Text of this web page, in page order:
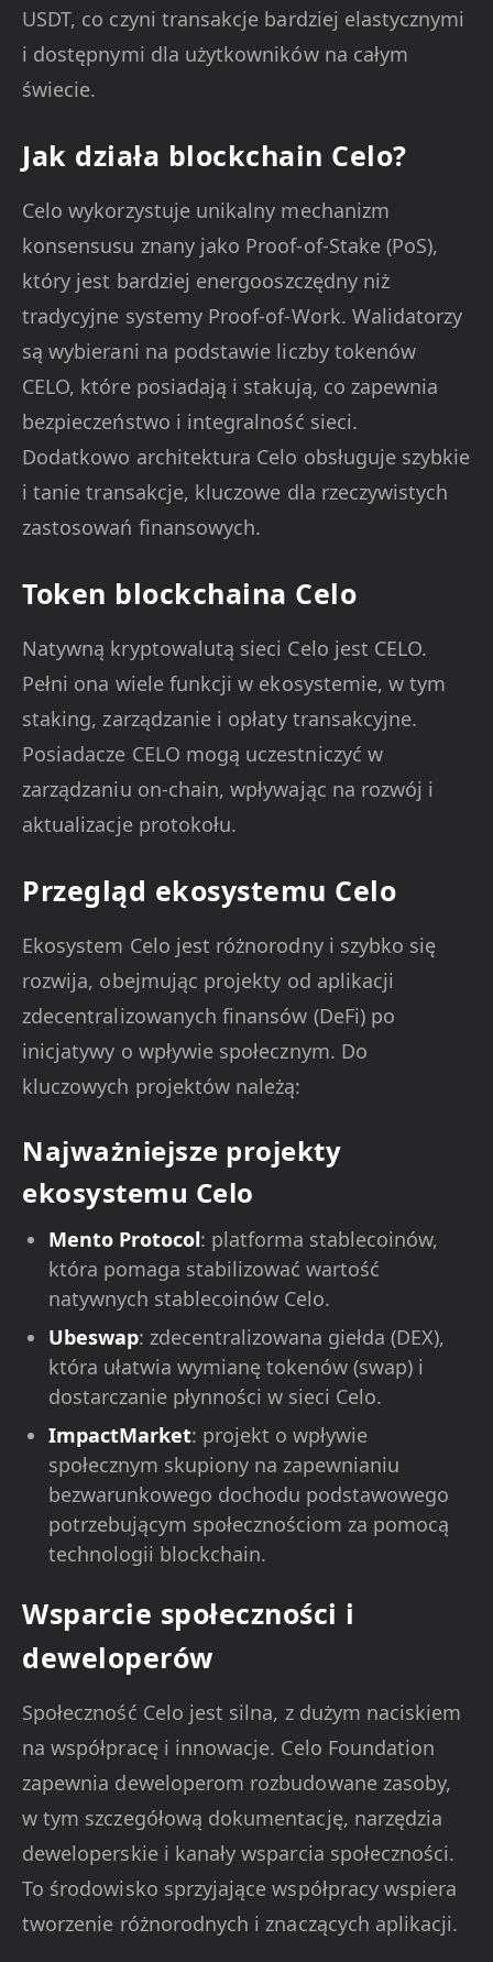
USDT, co czyni transakcje bardziej elastycznymi
i dostępnymi dla użytkowników na całym
świecie.
Jak działa blockchain Celo?
Celo wykorzystuje unikalny mechanizm
konsensusu znany jako Proof-of-Stake (PoS),
który jest bardziej energooszczędny niż
tradycyjne systemy Proof-of-Work. Walidatorzy
są wybierani na podstawie liczby tokenów
CELO, które posiadają i stakują, co zapewnia
bezpieczeństwo i integralność sieci.
Dodatkowo architektura Celo obsługuje szybkie
i tanie transakcje, kluczowe dla rzeczywistych
zastosowań finansowych.
Token blockchaina Celo
Natywną kryptowalutą sieci Celo jest CELO.
Pełni ona wiele funkcji w ekosystemie, w tym
staking, zarządzanie i opłaty transakcyjne.
Posiadacze CELO mogą uczestniczyć w
zarządzaniu on-chain, wpływając na rozwój i
aktualizacje protokołu.
Przegląd ekosystemu Celo
Ekosystem Celo jest różnorodny i szybko się
rozwija, obejmując projekty od aplikacji
zdecentralizowanych finansów (DeFi) po
inicjatywy o wpływie społecznym. Do
kluczowych projektów należą:
Najważniejsze projekty
ekosystemu Celo
Mento Protocol: platforma stablecoinów,
która pomaga stabilizować wartość
natywnych stablecoinów Celo.
Ubeswap: zdecentralizowana giełda (DEX),
która ułatwia wymianę tokenów (swap) i
dostarczanie płynności w sieci Celo.
ImpactMarket: projekt o wpływie
społecznym skupiony na zapewnianiu
bezwarunkowego dochodu podstawowego
potrzebującym społecznościom za pomocą
technologii blockchain.
Wsparcie społeczności i
deweloperów
Społeczność Celo jest silna, z dużym naciskiem
na współpracę i innowacje. Celo Foundation
zapewnia deweloperom rozbudowane zasoby,
w tym szczegółową dokumentację, narzędzia
deweloperskie i kanały wsparcia społeczności.
To środowisko sprzyjające współpracy wspiera
tworzenie różnorodnych i znaczących aplikacji.